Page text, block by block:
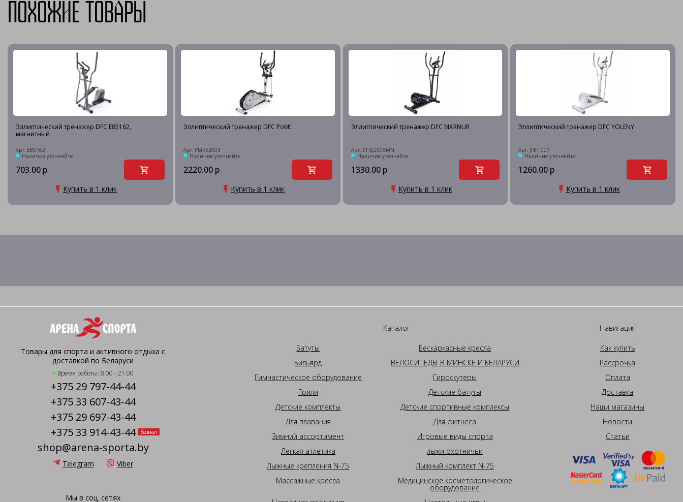
Похожие товары
Эллиптический тренажер DFC E85162,
магнитный
Арт: E85162
Наличие уточняйте
703.00 р
Купить в 1 клик
Эллиптический тренажер DFC PoMt
Арт: PMRE2003
Наличие уточняйте
2220.00 р
Купить в 1 клик
Эллиптический тренажер DFC MARNUR
Арт: ET-SJ2508MN
Наличие уточняйте
1330.00 р
Купить в 1 клик
Эллиптический тренажер DFC YOLENY
Арт: JFET-007
Наличие уточняйте
1260.00 р
Купить в 1 клик
Товары для спорта и активного отдыха с
доставкой по Беларуси
Время работы: 8.00 - 21.00
+375 29 797-44-44
+375 33 607-43-44
+375 29 697-43-44
+375 33 914-43-44
безнал
shop@arena-sporta.by
Telegram Viber
Мы в соц. сетях
Каталог
Батуты
Бескаркасные кресла
Бильярд
ВЕЛОСИПЕДЫ В МИНСКЕ И БЕЛАРУСИ
Гимнастическое оборудование
Гироскутеры
Грили
Детские батуты
Детские комплекты
Детские спортивные комплексы
Для плавания
Для фитнеса
Зимний ассортимент
Игровые виды спорта
Легкая атлетика
лыжи охотничьи
Лыжные крепления N-75
Лыжный комплект N-75
Массажные кресла
Медицинское косметологическое
оборудование
Навигация
Как купить
Рассрочка
Оплата
Доставка
Наши магазины
Новости
Статьи